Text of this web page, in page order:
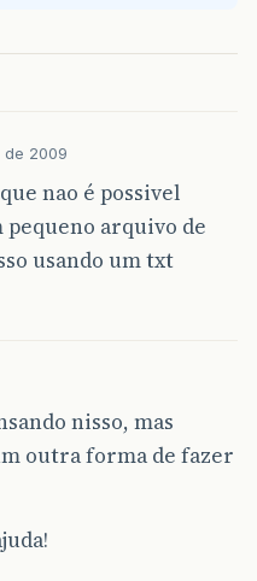
de 2009
nao é possivel
pequeno arquivo de
usando um txt
nisso, mas
outra forma de fazer